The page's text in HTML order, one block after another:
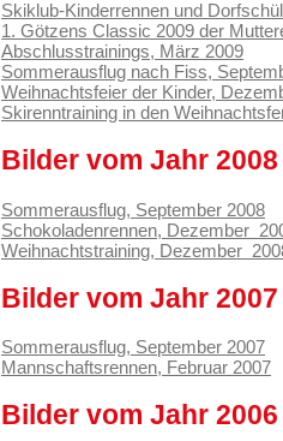
Skiklub-Kinderrennen und
1. Götzens Classic 2009 der
Abschlusstrainings, März 2009
Sommerausflug nach Fiss,
Weihnachtsfeier der Kinder,
Skirenntraining in den
Bilder vom Jahr 2008
Sommerausflug, September 2008
Schokoladenrennen, Dezember
Weihnachtstraining, Dezember
Bilder vom Jahr 2007
Sommerausflug, September 2007
Mannschaftsrennen, Februar 2007
Bilder vom Jahr 2006